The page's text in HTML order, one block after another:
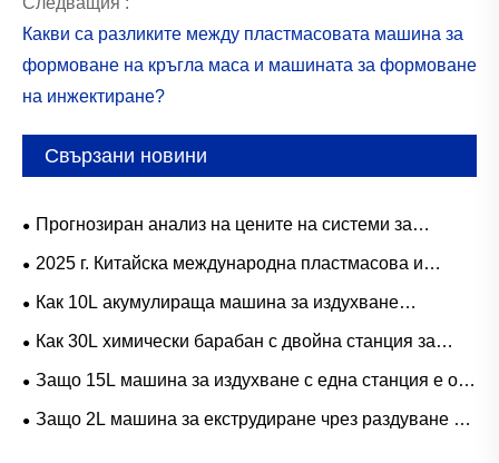
Какви са разликите между пластмасовата машина за
формоване на кръгла маса и машината за формоване
на инжектиране?
Свързани новини
Прогнозиран анализ на цените на системи за
формоване чрез издуване за 2026 г
2025 г. Китайска международна пластмасова и
гумена индустрия изложение (Chinaplas)
Как 10L акумулираща машина за издухване
подобрява производствената ефективност при
Как 30L химически барабан с двойна станция за
издухване подобрява производството на промишлени
Защо 15L машина за издухване с една станция е от
съществено значение за модерното производство?
Защо 2L машина за екструдиране чрез раздуване с